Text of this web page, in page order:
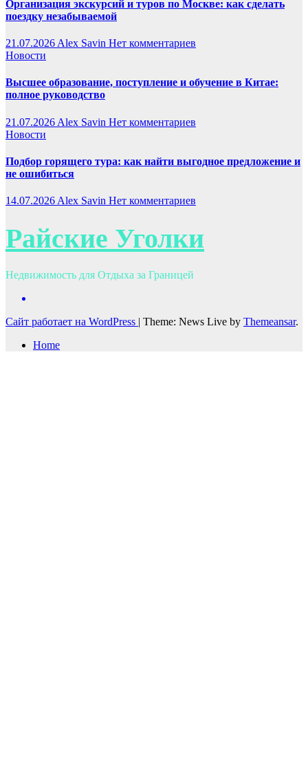
Организация экскурсий и туров по Москве: как сделать
поездку незабываемой
21.07.2026 Alex Savin Нет комментариев
Новости
Высшее образование, поступление и обучение в Китае:
полное руководство
21.07.2026 Alex Savin Нет комментариев
Новости
Подбор горящего тура: как найти выгодное предложение и
не ошибиться
14.07.2026 Alex Savin Нет комментариев
Райские Уголки
Недвижимость для Отдыха за Границей
Сайт работает на WordPress | Theme: News Live by Themeansar.
Home